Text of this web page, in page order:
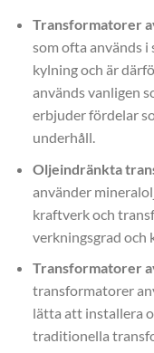
Transformatorer
som ofta används
kylning och är
används vanligen
erbjuder fördelar
underhåll.
Oljeindränkta
använder
kraftverk och
verkningsgrad och
Transformatorer
transformatorer
lätta att installera
traditionella